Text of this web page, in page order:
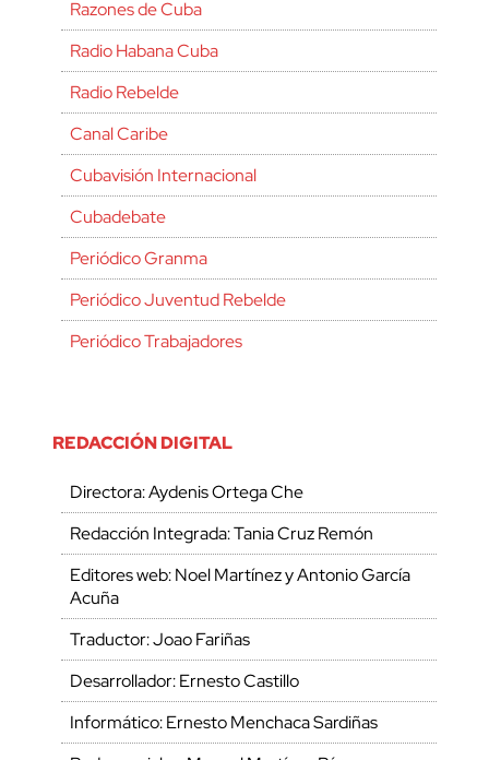
Razones de Cuba
Radio Habana Cuba
Radio Rebelde
Canal Caribe
Cubavisión Internacional
Cubadebate
Periódico Granma
Periódico Juventud Rebelde
Periódico Trabajadores
REDACCIÓN DIGITAL
Directora: Aydenis Ortega Che
Redacción Integrada: Tania Cruz Remón
Editores web: Noel Martínez y Antonio García
Acuña
Traductor: Joao Fariñas
Desarrollador: Ernesto Castillo
Informático: Ernesto Menchaca Sardiñas